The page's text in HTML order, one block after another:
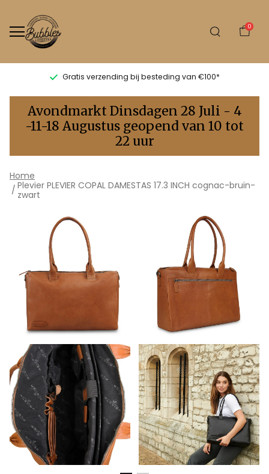
0
Gratis verzending bij besteding van €100*
Plevier
PLEVIER
COPAL
DAMESTAS
17.3
INCH
cognac-
bruin-
zwart
Bubbles
Sluis
Avondmarkt Dinsdagen 28 Juli - 4
-11-18 Augustus geopend van 10 tot
22 uur
Home
Plevier PLEVIER COPAL DAMESTAS 17.3 INCH cognac-bruin-
zwart